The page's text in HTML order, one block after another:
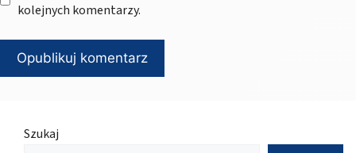
kolejnych komentarzy.
Szukaj